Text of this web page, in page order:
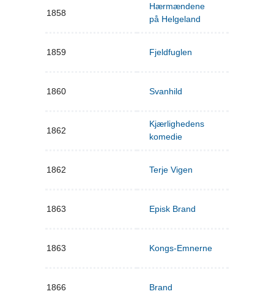
1858
Hærmændene
på Helgeland
1859 Fjeldfuglen
1860 Svanhild
1862
Kjærlighedens
komedie
1862 Terje Vigen
1863 Episk Brand
1863 Kongs-Emnerne
1866 Brand